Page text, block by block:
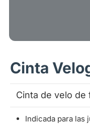
Cinta
Cinta de velo de
Indicada para las